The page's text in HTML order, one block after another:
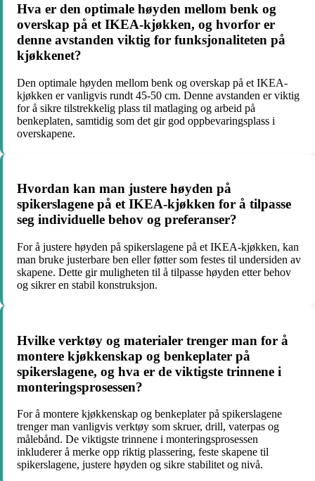
Hva er den optimale høyden mellom benk og
overskap på et IKEA-kjøkken, og hvorfor er
denne avstanden viktig for funksjonaliteten på
kjøkkenet?
Den optimale høyden mellom benk og overskap på et IKEA-
kjøkken er vanligvis rundt 45-50 cm. Denne avstanden er viktig
for å sikre tilstrekkelig plass til matlaging og arbeid på
benkeplaten, samtidig som det gir god oppbevaringsplass i
overskapene.
Hvordan kan man justere høyden på
spikerslagene på et IKEA-kjøkken for å tilpasse
seg individuelle behov og preferanser?
For å justere høyden på spikerslagene på et IKEA-kjøkken, kan
man bruke justerbare ben eller føtter som festes til undersiden av
skapene. Dette gir muligheten til å tilpasse høyden etter behov
og sikrer en stabil konstruksjon.
Hvilke verktøy og materialer trenger man for å
montere kjøkkenskap og benkeplater på
spikerslagene, og hva er de viktigste trinnene i
monteringsprosessen?
For å montere kjøkkenskap og benkeplater på spikerslagene
trenger man vanligvis verktøy som skruer, drill, vaterpas og
målebånd. De viktigste trinnene i monteringsprosessen
inkluderer å merke opp riktig plassering, feste skapene til
spikerslagene, justere høyden og sikre stabilitet og nivå.